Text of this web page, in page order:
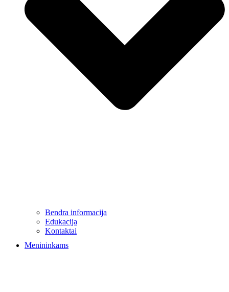
Bendra informacija
Edukacija
Kontaktai
Menininkams